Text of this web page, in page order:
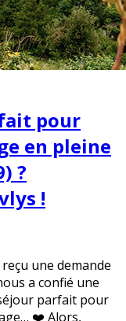
pour
en pleine
?
!
une demande
a confié une
parfait pour
❤️ Alors,